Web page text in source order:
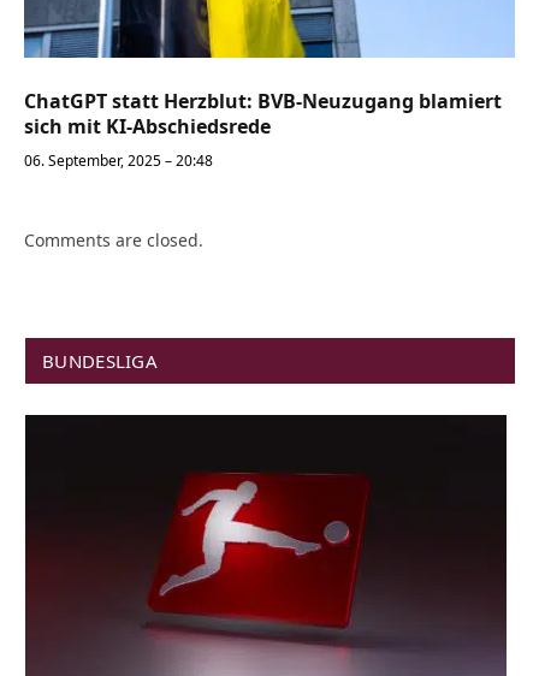
ChatGPT statt Herzblut: BVB-Neuzugang blamiert
sich mit KI-Abschiedsrede
06. September, 2025 – 20:48
Comments are closed.
BUNDESLIGA